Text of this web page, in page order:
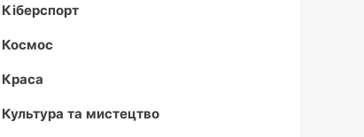
Кіберспорт
Космос
Краса
Культура та мистецтво